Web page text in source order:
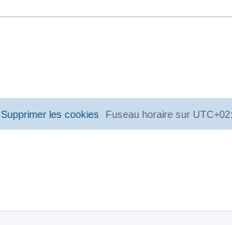
Fuseau horaire sur
Supprimer les cookies